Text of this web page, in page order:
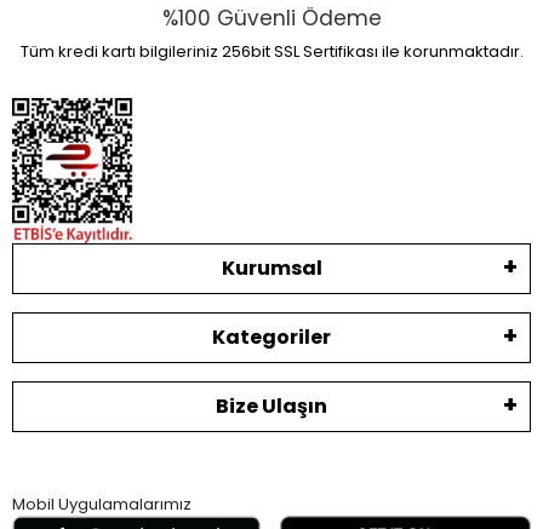
%100 Güvenli Ödeme
Tüm kredi kartı bilgileriniz 256bit SSL Sertifikası ile korunmaktadır.
Kurumsal
Kategoriler
Bize Ulaşın
Mobil Uygulamalarımız